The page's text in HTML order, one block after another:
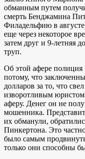
обманным путем
смерть Бенджамина
Филадельфию в августе
еще через некоторое
затем друг и 9-летняя
труп.
Об этой афере полиция
потому, что
долларов за то, что
изворотливым
аферу. Денег он не
мошенника.
их обманули,
Пинкертона. Это
было самым
только они способны